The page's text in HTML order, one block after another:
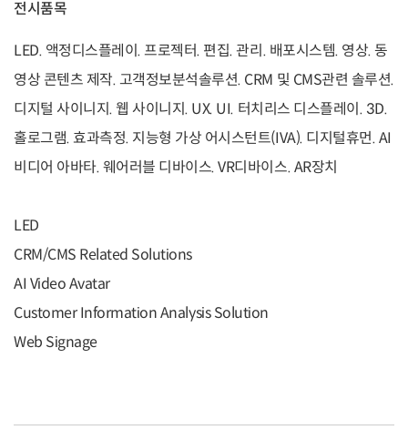
전시품목
LED. 액정디스플레이. 프로젝터. 편집. 관리. 배포시스템. 영상. 동
영상 콘텐츠 제작. 고객정보분석솔루션. CRM 및 CMS관련 솔루션.
디지털 사이니지. 웹 사이니지. UX. UI. 터치리스 디스플레이. 3D.
홀로그램. 효과측정. 지능형 가상 어시스턴트(IVA). 디지털휴먼. AI
비디어 아바타. 웨어러블 디바이스. VR디바이스. AR장치
LED
CRM/CMS Related Solutions
AI Video Avatar
Customer Information Analysis Solution
Web Signage